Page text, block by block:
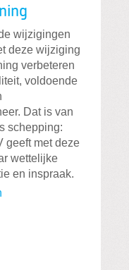
wijzigingen
deze wijziging
verbeteren
voldoende
Dat is van
schepping:
geeft met deze
wettelijke
en inspraak.